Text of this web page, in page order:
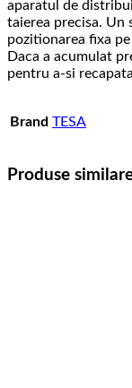
aparatul de
taierea precisa. Un
pozitionarea fixa
Daca a acumulat
pentru a-si
Brand TESA
Produse